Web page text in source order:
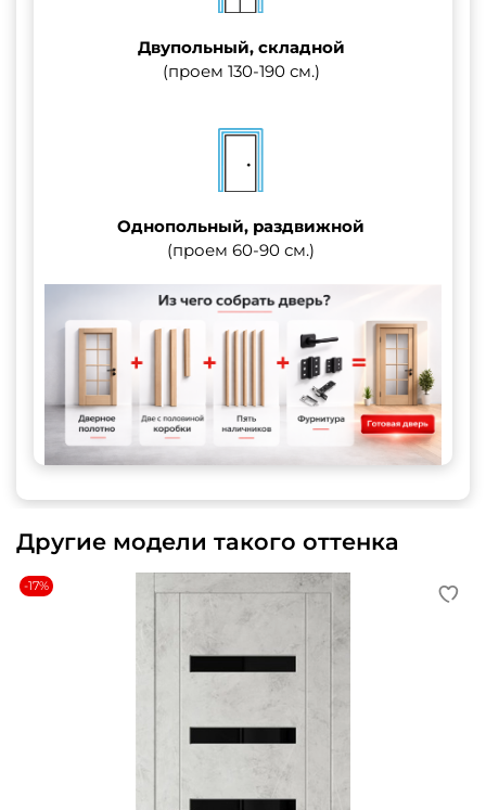
Двупольный, складной
(проем 130-190 см.)
Однопольный, раздвижной
(проем 60-90 см.)
Другие модели такого оттенка
-17%